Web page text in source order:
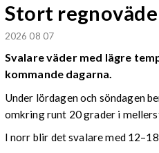
Stort
2026 08 07
Svalare väder med lägre
kommande dagarna.
Under lördagen och söndagen
omkring runt 20 grader i
I norr blir det svalare med